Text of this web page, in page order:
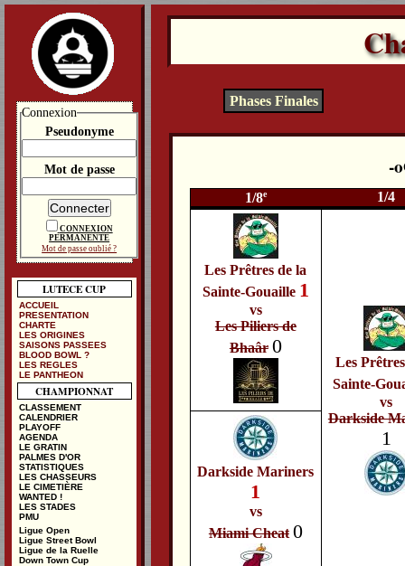
Phases Finales
1/8e 1/4
Les Prêtres de la
Sainte-Gouaille 1
vs
Les Piliers de
Bhaâr 0
Les
Sainte-
vs
Darkside
1
Darkside Mariners
1
vs
Miami Cheat 0
Connexion
Pseudonyme
Mot de passe
CONNEXION
PERMANENTE
Mot de passe oublié ?
LUTECE CUP
ACCUEIL
PRESENTATION
CHARTE
LES ORIGINES
SAISONS PASSEES
BLOOD BOWL ?
LES REGLES
LE PANTHEON
CHAMPIONNAT
CLASSEMENT
CALENDRIER
PLAYOFF
AGENDA
LE GRATIN
PALMES D'OR
STATISTIQUES
LES CHASSEURS
LE CIMETIÈRE
WANTED !
LES STADES
PMU
Ligue Open
Ligue Street Bowl
Ligue de la Ruelle
Down Town Cup